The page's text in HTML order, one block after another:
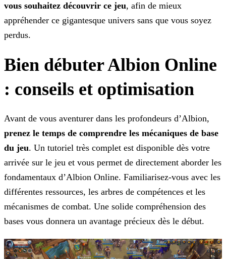
vous souhaitez découvrir ce jeu, afin de mieux
appréhender ce gigantesque univers sans que vous soyez
perdus.
Bien débuter Albion Online
: conseils et optimisation
Avant de vous aventurer dans les profondeurs d’Albion,
prenez le temps de comprendre les mécaniques de base
du jeu. Un tutoriel très complet est disponible dès votre
arrivée sur le jeu et vous permet de directement aborder les
fondamentaux d’Albion Online. Familiarisez-vous avec les
différentes ressources, les arbres de compétences et les
mécanismes de combat. Une solide compréhension des
bases vous donnera un avantage précieux dès le début.